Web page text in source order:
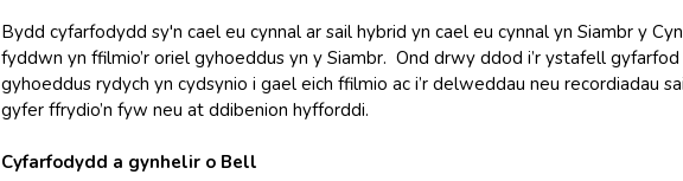
Bydd cyfarfodydd sy'n cael eu cynnal ar sail hybrid yn cael eu cynnal yn Siambr y
fyddwn yn ffilmio’r oriel gyhoeddus yn y Siambr. Ond drwy ddod i’r ystafell
gyhoeddus rydych yn cydsynio i gael eich ffilmio ac i’r delweddau neu recordiadau
gyfer ffrydio’n fyw neu at ddibenion hyfforddi.
Cyfarfodydd a gynhelir o Bell